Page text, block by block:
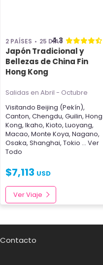
2 PAÍSES 25 DÍAS
4.3
Japón Tradicional y
Bellezas de China Fin
Hong Kong
Salidas en Abril - Octubre
Visitando Beijing (Pekín),
Canton, Chengdu, Guilin, Hong
Kong, Ikaho, Kioto, Luoyang,
Macao, Monte Koya, Nagano,
Osaka, Shanghai, Tokio ... Ver
Todo
$7,113 USD
Ver Viaje
Contacto